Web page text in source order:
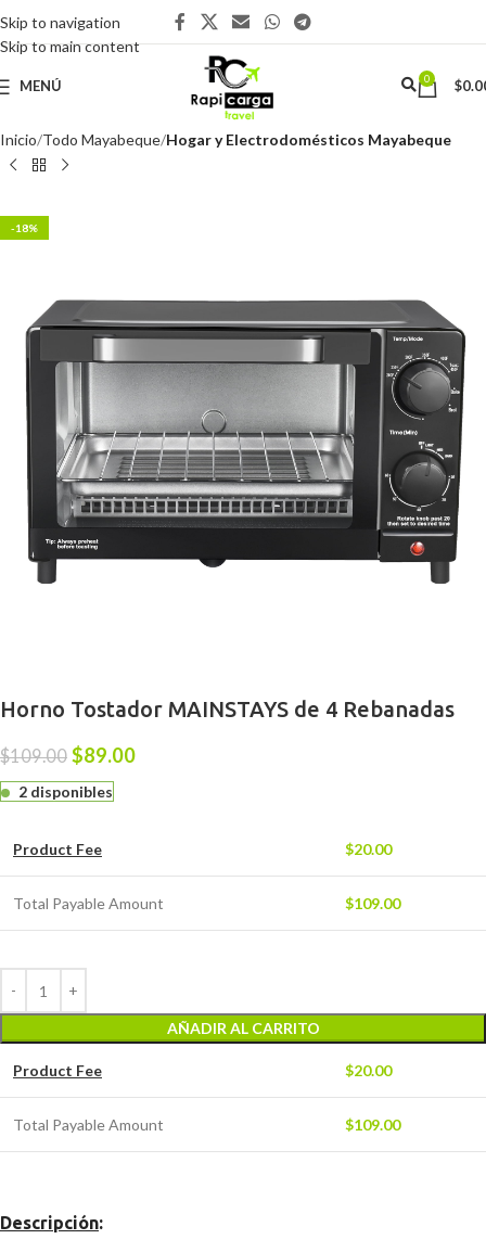
Skip to navigation
Skip to main content
MENÚ 0 $
Inicio Todo Mayabeque Hogar y Electrodomésticos Mayabeque
-18%
Horno Tostador MAINSTAYS de 4 Rebanadas
$109.00 $89.00
2 disponibles
Product Fee $20.00
Total Payable Amount $109.00
AÑADIR AL CARRITO
Product Fee $20.00
Total Payable Amount $109.00
Descripción: